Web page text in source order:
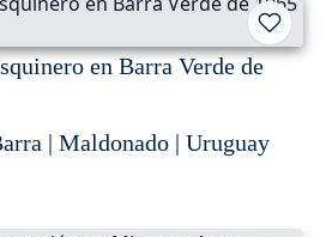
en Barra Verde de
| Maldonado | Uruguay